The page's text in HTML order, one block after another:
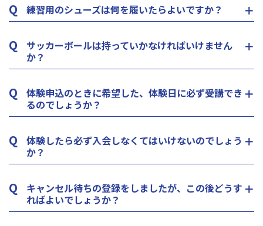
Q 練習用のシューズは何を履いたらよいですか？
Q
サッカーボールは持っていかなければいけません
か？
Q
体験申込のときに希望した、体験日に必ず受講でき
るのでしょうか？
Q
体験したら必ず入会しなくてはいけないのでしょう
か？
Q
キャンセル待ちの登録をしましたが、この後どうす
ればよいでしょうか？